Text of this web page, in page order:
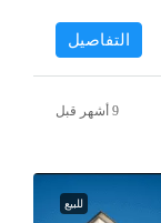
التفاصيل
للبيع